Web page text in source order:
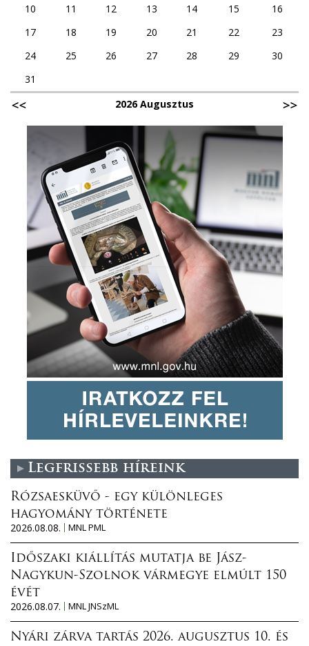
10
11 12 13 14 15
16
17
18 19 20 21 22
23
24
25 26 27 28 29
30
31
2026 Augusztus
Legfrissebb híreink
Rózsaesküvő - egy különleges
hagyomány története
2026.08.08.
MNL PML
Időszaki kiállítás mutatja be Jász-
Nagykun-Szolnok vármegye elmúlt 150
évét
2026.08.07.
MNL JNSzML
Nyári zárva tartás 2026. augusztus 10. és